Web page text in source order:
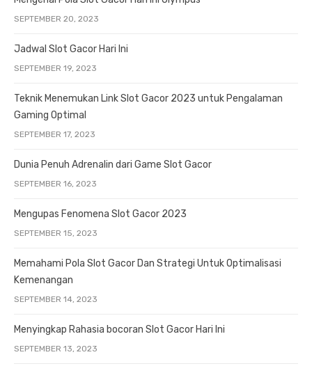
SEPTEMBER 20, 2023
Jadwal Slot Gacor Hari Ini
SEPTEMBER 19, 2023
Teknik Menemukan Link Slot Gacor 2023 untuk Pengalaman
Gaming Optimal
SEPTEMBER 17, 2023
Dunia Penuh Adrenalin dari Game Slot Gacor
SEPTEMBER 16, 2023
Mengupas Fenomena Slot Gacor 2023
SEPTEMBER 15, 2023
Memahami Pola Slot Gacor Dan Strategi Untuk Optimalisasi
Kemenangan
SEPTEMBER 14, 2023
Menyingkap Rahasia bocoran Slot Gacor Hari Ini
SEPTEMBER 13, 2023